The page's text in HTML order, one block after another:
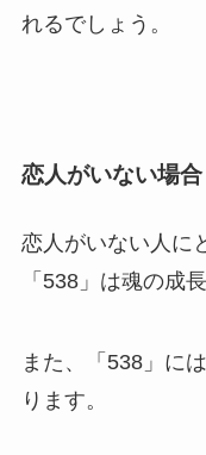
れるでしょう。
恋人がいない場合
恋人がいない人に
「538」は魂の成
また、「538」に
ります。